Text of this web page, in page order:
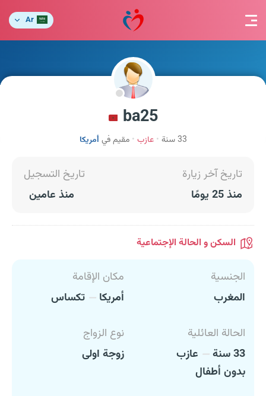
Ar
ba25
33 سنة عازب مقيم في أمريكا
تاريخ آخر زيارة
منذ 25 يومًا
تاريخ التسجيل
منذ عامين
السكن و الحالة الإجتماعية
الجنسية
المغرب
مكان الإقامة
أمريكا
تكساس
الحالة العائلية
33 سنة
عازب
بدون أطفال
نوع الزواج
زوجة اولى